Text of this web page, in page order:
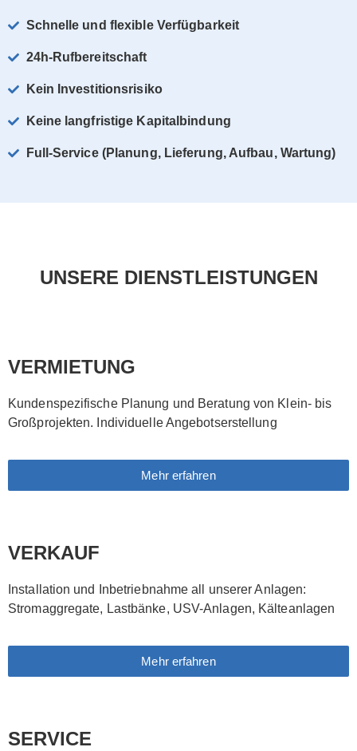
Schnelle und flexible Verfügbarkeit
24h-Rufbereitschaft
Kein Investitionsrisiko
Keine langfristige Kapitalbindung
Full-Service (Planung, Lieferung, Aufbau, Wartung)
UNSERE DIENSTLEISTUNGEN
VERMIETUNG
Kundenspezifische Planung und Beratung von Klein- bis
Großprojekten. Individuelle Angebotserstellung
Mehr erfahren
VERKAUF
Installation und Inbetriebnahme all unserer Anlagen:
Stromaggregate, Lastbänke, USV-Anlagen, Kälteanlagen
Mehr erfahren
SERVICE